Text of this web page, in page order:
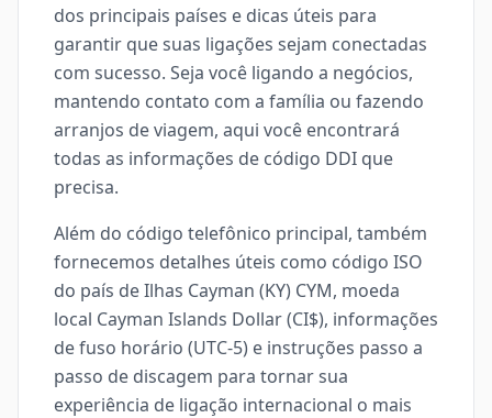
dos principais países e dicas úteis para
garantir que suas ligações sejam conectadas
com sucesso. Seja você ligando a negócios,
mantendo contato com a família ou fazendo
arranjos de viagem, aqui você encontrará
todas as informações de código DDI que
precisa.
Além do código telefônico principal, também
fornecemos detalhes úteis como código ISO
do país de Ilhas Cayman (KY) CYM, moeda
local Cayman Islands Dollar (CI$), informações
de fuso horário (UTC-5) e instruções passo a
passo de discagem para tornar sua
experiência de ligação internacional o mais